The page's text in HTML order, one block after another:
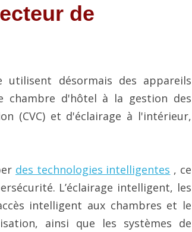
de
désormais des appareils
chambre d'hôtel à la gestion des
(CVC) et d'éclairage à l'intérieur,
des technologies intelligentes , ce
L’éclairage intelligent, les
intelligent aux chambres et le
ainsi que les systèmes de